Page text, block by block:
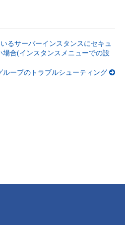
るサーバーインスタンスにセキュ
場合(インスタンスメニューでの設
ループのトラブルシューティング